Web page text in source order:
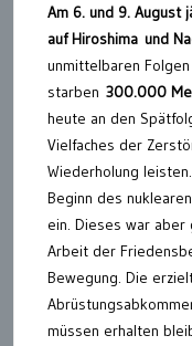
Am 6. und 9. August
auf Hiroshima und
unmittelbaren
starben 300.000
heute an den
Vielfaches der
Wiederholung
Beginn des
ein. Dieses war aber
Arbeit der
Bewegung. Die
müssen erhalten